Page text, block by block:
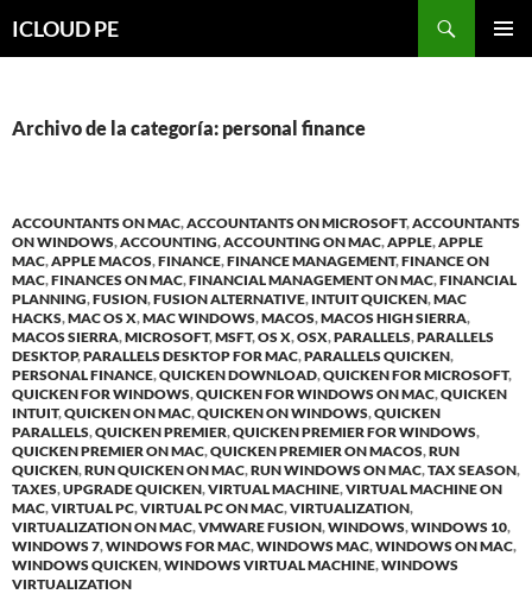
hacia
ICLOUD PE
Archivo de la categoría: personal finance
ACCOUNTANTS ON MAC,ACCOUNTANTS ON MICROSOFT,ACCOUNTANTS
ON WINDOWS,ACCOUNTING,ACCOUNTING ON MAC,APPLE,APPLE
MAC,APPLE MACOS,FINANCE,FINANCE MANAGEMENT,FINANCE ON
MAC,FINANCES ON MAC,FINANCIAL MANAGEMENT ON MAC,FINANCIAL
PLANNING,FUSION,FUSION ALTERNATIVE, INTUIT QUICKEN,MAC
HACKS,MAC OS X,MAC WINDOWS,MACOS,MACOS HIGH SIERRA,
MACOS SIERRA,MICROSOFT,MSFT,OS X,OSX,PARALLELS,PARALLELS
DESKTOP,PARALLELS DESKTOP FOR MAC,PARALLELS QUICKEN,
PERSONAL FINANCE,QUICKEN DOWNLOAD,QUICKEN FOR MICROSOFT,
QUICKEN FOR WINDOWS,QUICKEN FOR WINDOWS ON MAC,QUICKEN
INTUIT,QUICKEN ON MAC,QUICKEN ON WINDOWS,QUICKEN
PARALLELS,QUICKEN PREMIER,QUICKEN PREMIER FOR WINDOWS,
QUICKEN PREMIER ON MAC,QUICKEN PREMIER ON MACOS,RUN
QUICKEN,RUN QUICKEN ON MAC,RUN WINDOWS ON MAC,TAX SEASON,
TAXES,UPGRADE QUICKEN,VIRTUAL MACHINE,VIRTUAL MACHINE ON
MAC,VIRTUAL PC,VIRTUAL PC ON MAC,VIRTUALIZATION,
VIRTUALIZATION ON MAC,VMWARE FUSION,WINDOWS,WINDOWS 10,
WINDOWS 7,WINDOWS FOR MAC,WINDOWS MAC,WINDOWS ON MAC,
WINDOWS QUICKEN,WINDOWS VIRTUAL MACHINE,WINDOWS
VIRTUALIZATION